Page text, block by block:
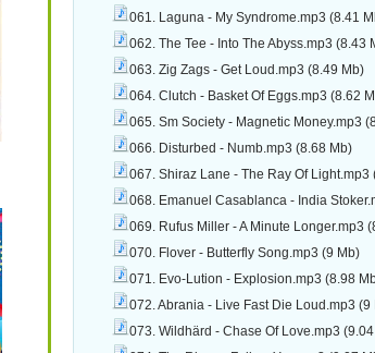
061. Laguna - My Syndrome.mp3 (8.41
062. The Tee - Into The Abyss.mp3 (8.43
063. Zig Zags - Get Loud.mp3 (8.49 Mb)
064. Clutch - Basket Of Eggs.mp3 (8.62
065. Sm Society - Magnetic Money.mp3
066. Disturbed - Numb.mp3 (8.68 Mb)
067. Shiraz Lane - The Ray Of Light.mp3
068. Emanuel Casablanca - India
069. Rufus Miller - A Minute Longer.mp3
070. Flover - Butterfly Song.mp3 (9 Mb)
071. Evo-Lution - Explosion.mp3 (8.98
072. Abrania - Live Fast Die Loud.mp3 (9
073. Wildhärd - Chase Of Love.mp3